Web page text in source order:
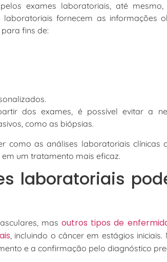
exames laboratoriais, até mesmo,
laboratoriais fornecem as informações
fins de:
dos exames, é possível evitar a
como as biópsias.
como as análises laboratoriais clínicas
um tratamento mais eficaz.
laboratoriais
mas outros tipos de
, incluindo o câncer em estágios
e a confirmação pelo diagnóstico